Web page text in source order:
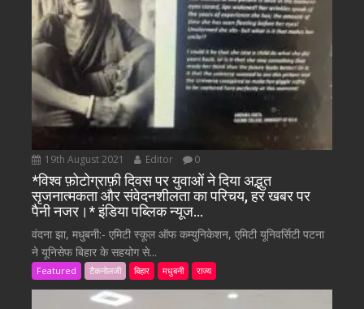
19th August 2021 Editor 0
*विश्व फ़ोटोग्राफ़ी दिवस पर युवाओं ने दिया अद्भुत
सृजनात्मकता और संवेदनशीलता का परिचय, हर खबर पर
पैनी नजर।* इंडिया पब्लिक न्यूज…
वंदना झा, मधुबनी:- एमिटी स्कूल ऑफ कम्युनिकेशन, एमिटी यूनिवर्सिटी पटना
ने यूनिसेफ बिहार के सहयोग से...
Featured टैकनोलजी बिहार मधुबनी राज्य